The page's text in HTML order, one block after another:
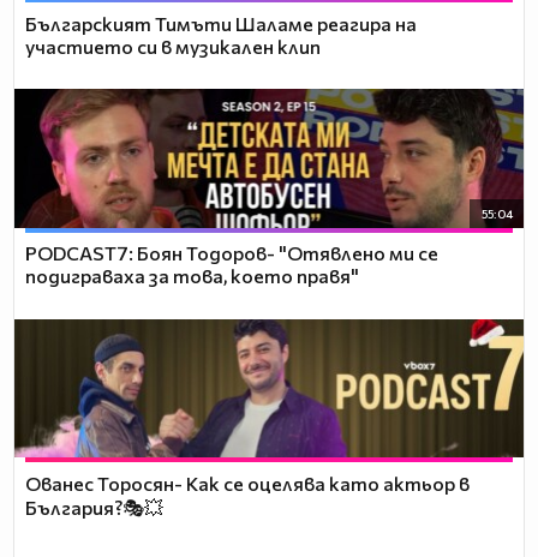
Българският Тимъти Шаламе реагира на
участието си в музикален клип
55:04
PODCAST7: ‪Боян Тодоров- "Отявлено ми се
подиграваха за това, което правя"
Ованес Торосян- Как се оцелява като актьор в
България?🎭💥